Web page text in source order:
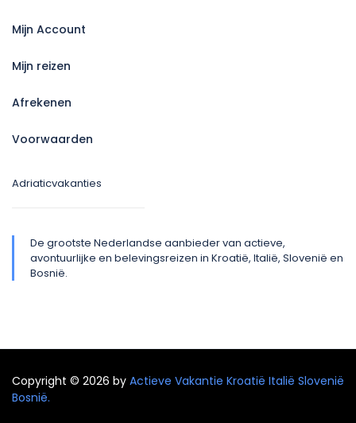
Mijn Account
Mijn reizen
Afrekenen
Voorwaarden
Adriaticvakanties
De grootste Nederlandse aanbieder van actieve,
avontuurlijke en belevingsreizen in Kroatië, Italië, Slovenië en
Bosnië.
Copyright © 2026 by Actieve Vakantie Kroatië Italië Slovenië
Bosnië.